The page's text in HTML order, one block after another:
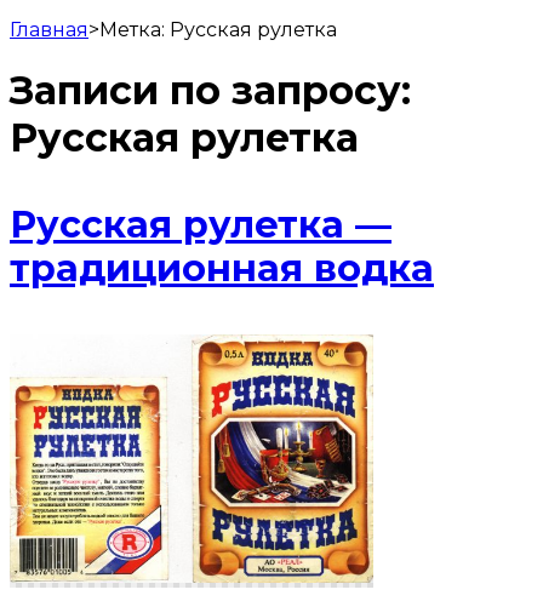
Главная>Метка: Русская рулетка
Записи по запросу:
Русская рулетка
Русская рулетка —
традиционная водка